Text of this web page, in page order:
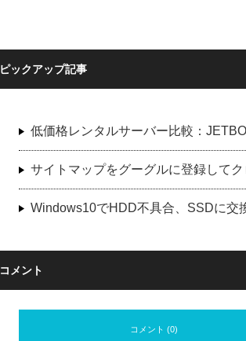
ピックアップ記事
低価格レンタルサーバー比較：
サイトマップをグーグルに登録して
Windows10でHDD不具合、SSDに交
コメント
コメント (0)